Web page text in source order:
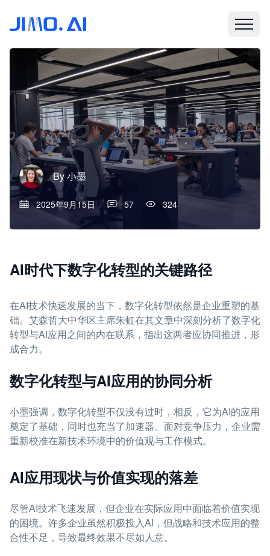
By小墨
2025年9月15日 57 324
AI时代下数字化转型的关键路径
在AI技术快速发展的当下，数字化转型依然是企业重塑的基
础。艾森哲大中华区主席朱虹在其文章中深刻分析了数字化
转型与AI应用之间的内在联系，指出这两者应协同推进，形
成合力。
数字化转型与AI应用的协同分析
小墨强调，数字化转型不仅没有过时，相反，它为AI的应用
奠定了基础，同时也充当了加速器。面对竞争压力，企业需
重新校准在新技术环境中的价值观与工作模式。
AI应用现状与价值实现的落差
尽管AI技术飞速发展，但企业在实际应用中面临着价值实现
的困境。许多企业虽然积极投入AI，但战略和技术应用的整
合性不足，导致最终效果不尽如人意。